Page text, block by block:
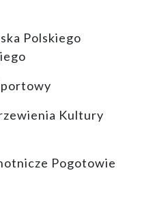
Polskiego
Kultury
Pogotowie